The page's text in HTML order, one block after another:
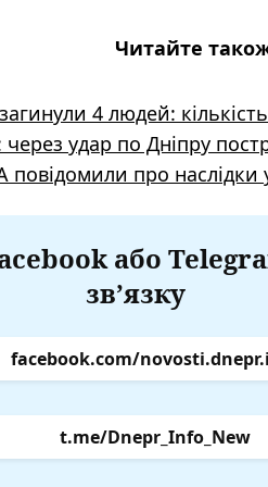
Читайте
4 людей:
удар по Дніпру
повідомили про наслідки
або
зв’язку
facebook.com/
t.me/Dnepr_Info_New